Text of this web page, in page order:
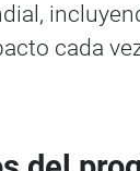
cada